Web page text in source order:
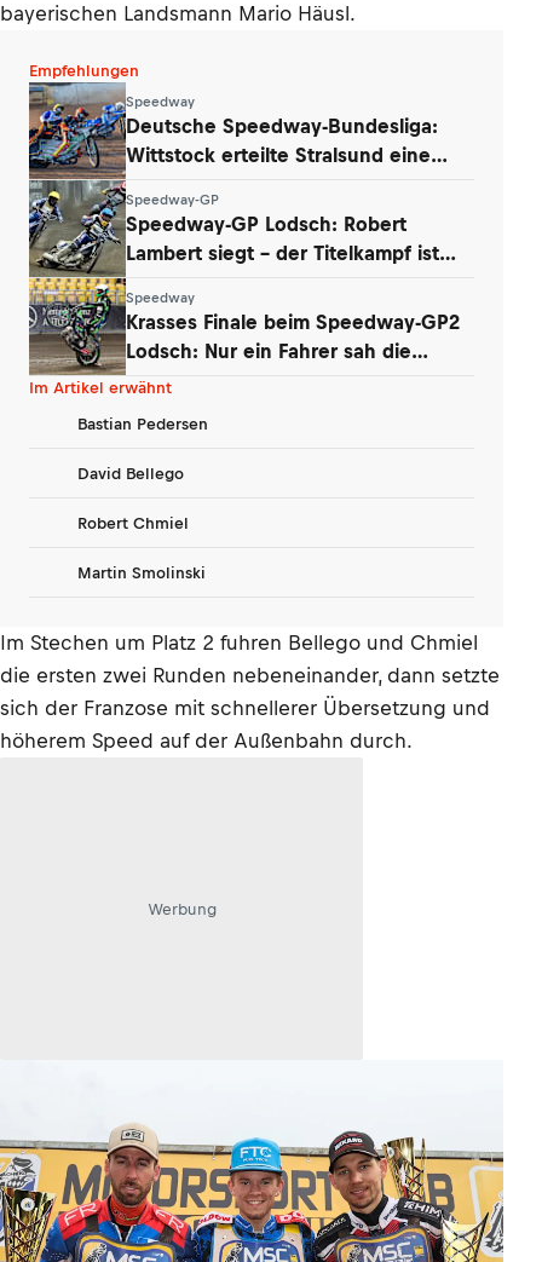
bayerischen Landsmann Mario Häusl.
Empfehlungen
Speedway
Deutsche Speedway-Bundesliga:
Wittstock erteilte Stralsund eine
Speedway-GP
Speedway-GP Lodsch: Robert
Lambert siegt – der Titelkampf ist
Speedway
Krasses Finale beim Speedway-GP2
Lodsch: Nur ein Fahrer sah die
Zielflagge
Im Artikel erwähnt
Bastian Pedersen
David Bellego
Robert Chmiel
Martin Smolinski
Im Stechen um Platz 2 fuhren Bellego und Chmiel
die ersten zwei Runden nebeneinander, dann setzte
sich der Franzose mit schnellerer Übersetzung und
höherem Speed auf der Außenbahn durch.
Werbung